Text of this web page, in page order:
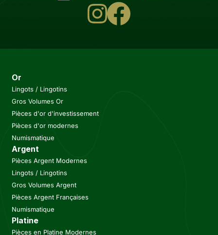
Or
Lingots / Lingotins
Gros Volumes Or
Pièces d'or d'investissement
Pièces d'or modernes
Numismatique
Argent
Pièces Argent Modernes
Lingots / Lingotins
Gros Volumes Argent
Pièces Argent Françaises
Numismatique
Platine
Pièces en Platine Modernes